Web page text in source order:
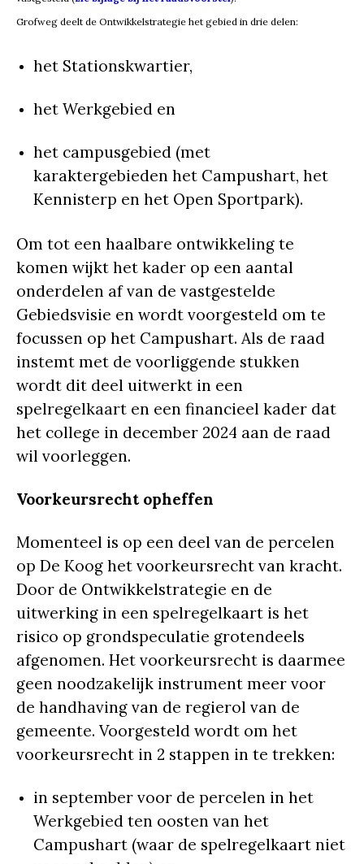
Grofweg deelt de Ontwikkelstrategie het gebied in drie delen:
het Stationskwartier,
het Werkgebied en
het campusgebied (met
karaktergebieden het Campushart, het
Kennisterp en het Open Sportpark).
Om tot een haalbare ontwikkeling te
komen wijkt het kader op een aantal
onderdelen af van de vastgestelde
Gebiedsvisie en wordt voorgesteld om te
focussen op het Campushart. Als de raad
instemt met de voorliggende stukken
wordt dit deel uitwerkt in een
spelregelkaart en een financieel kader dat
het college in december 2024 aan de raad
wil voorleggen.
Voorkeursrecht opheffen
Momenteel is op een deel van de percelen
op De Koog het voorkeursrecht van kracht.
Door de Ontwikkelstrategie en de
uitwerking in een spelregelkaart is het
risico op grondspeculatie grotendeels
afgenomen. Het voorkeursrecht is daarmee
geen noodzakelijk instrument meer voor
de handhaving van de regierol van de
gemeente. Voorgesteld wordt om het
voorkeursrecht in 2 stappen in te trekken:
in september voor de percelen in het
Werkgebied ten oosten van het
Campushart (waar de spelregelkaart niet